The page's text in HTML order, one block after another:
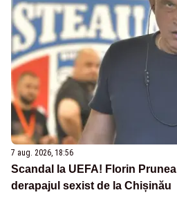
7 aug. 2026, 18:56
Scandal la UEFA! Florin
derapajul sexist de la Chișinău